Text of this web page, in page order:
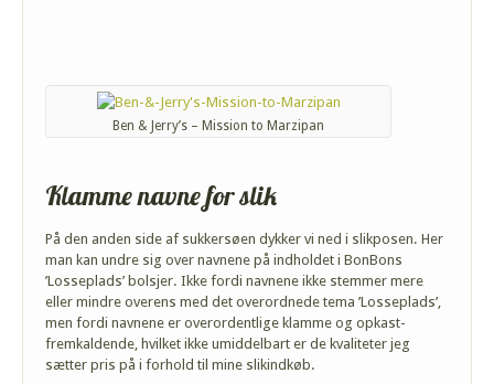
Ben & Jerry’s – Mission to Marzipan
Klamme navne for slik
På den anden side af sukkersøen dykker vi ned i slikposen. Her
man kan undre sig over navnene på indholdet i BonBons
’Losseplads’ bolsjer. Ikke fordi navnene ikke stemmer mere
eller mindre overens med det overordnede tema ’Losseplads’,
men fordi navnene er overordentlige klamme og opkast-
fremkaldende, hvilket ikke umiddelbart er de kvaliteter jeg
sætter pris på i forhold til mine slikindkøb.